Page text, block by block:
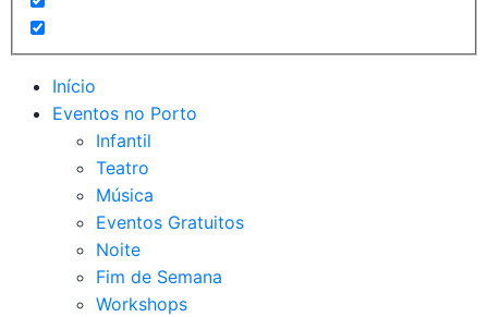
Início
Eventos no Porto
Infantil
Teatro
Música
Eventos Gratuitos
Noite
Fim de Semana
Workshops